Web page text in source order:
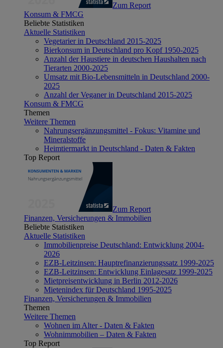
Zum Report
Konsum & FMCG
Beliebte Statistiken
Aktuelle Statistiken
Vegetarier in Deutschland 2015-2025
Bierkonsum in Deutschland pro Kopf 1950-2025
Anzahl der Haustiere in deutschen Haushalten nach
Tierarten 2000-2025
Umsatz mit Bio-Lebensmitteln in Deutschland 2000-
2025
Anzahl der Veganer in Deutschland 2015-2025
Konsum & FMCG
Themen
Weitere Themen
Nahrungsergänzungsmittel - Fokus: Vitamine und
Mineralstoffe
Heimtiermarkt in Deutschland - Daten & Fakten
Top Report
Zum Report
Finanzen, Versicherungen & Immobilien
Beliebte Statistiken
Aktuelle Statistiken
Immobilienpreise Deutschland: Entwicklung 2004-
2026
EZB-Leitzinsen: Hauptrefinanzierungssatz 1999-2025
EZB-Leitzinsen: Entwicklung Einlagesatz 1999-2025
Mietpreisentwicklung in Berlin 2012-2026
Mietenindex für Deutschland 1995-2025
Finanzen, Versicherungen & Immobilien
Themen
Weitere Themen
Wohnen im Alter - Daten & Fakten
Wohnimmobilien – Daten & Fakten
Top Report